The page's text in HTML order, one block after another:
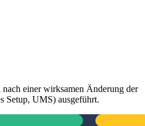
einer wirksamen Änderung der
Setup, UMS) ausgeführt.